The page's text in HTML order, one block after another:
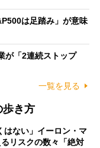
は足踏み」が意味
が「2連続ストップ
一覧を見る
歩き方
はない」イーロン・マ
リスクの数々「絶対